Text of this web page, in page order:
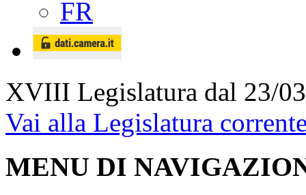
FR
XVIII Legislatura dal 23/
Vai alla Legislatura
MENU DI